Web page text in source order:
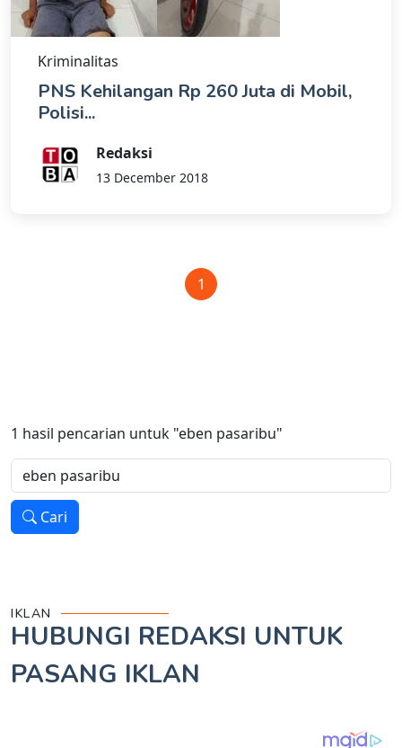
Kriminalitas
PNS Kehilangan Rp 260 Juta di Mobil,
Polisi...
Redaksi
13 December 2018
1
1 hasil pencarian untuk "eben pasaribu"
Cari
IKLAN
HUBUNGI REDAKSI UNTUK
PASANG IKLAN